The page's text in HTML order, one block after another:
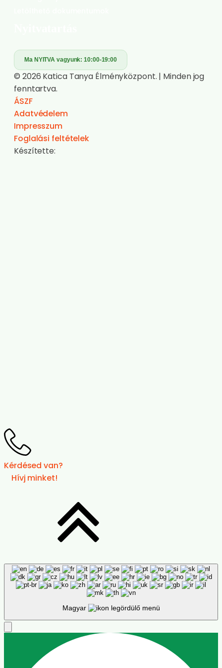
Ma NYITVA vagyunk:10:00-19:00
© 2026 Katica Tanya Élményközpont. | Minden jog
fenntartva.
ÁSZF
Adatvédelem
Impresszum
Foglalási feltételek
Készítette:
Kérdésed van?
Hívj minket!
Magyar